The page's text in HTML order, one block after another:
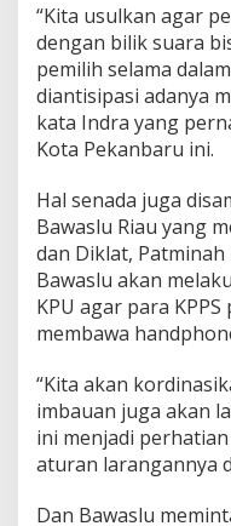
“Kita usulkan agar
dengan bilik suara
pemilih selama
diantisipasi adanya
kata Indra yang
Kota Pekanbaru ini.
Hal senada juga
Bawaslu Riau yang
dan Diklat,
Bawaslu akan
KPU agar para
membawa
“Kita akan
imbauan juga akan
ini menjadi
aturan larangannya
Dan Bawaslu